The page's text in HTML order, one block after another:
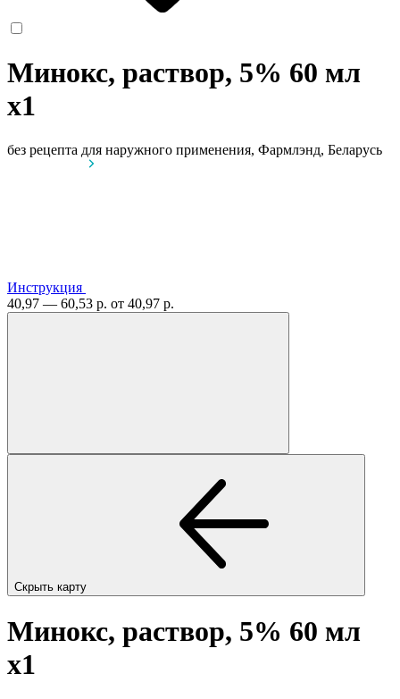
Минокс, раствор, 5% 60 мл
x1
без рецепта для наружного применения, Фармлэнд, Беларусь
Инструкция
40,97 — 60,53 р. от 40,97 р.
Скрыть карту
Минокс, раствор, 5% 60 мл
x1